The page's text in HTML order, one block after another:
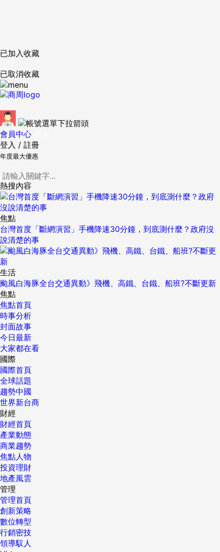
已加入收藏
已取消收藏
會員中心
登入 / 註冊
年度最大優惠
熱搜內容
焦點
台灣首度「斷網演習」手機降速30分鐘，到底測什麼？政府沒
說清楚的事
生活
颱風白海豚全台交通異動》飛機、高鐵、台鐵、船班?不斷更新
焦點
焦點首頁
時事分析
封面故事
今日最新
大家都在看
國際
國際首頁
全球話題
趨勢中國
世界新台商
財經
財經首頁
產業動態
商業趨勢
焦點人物
投資理財
地產風雲
管理
管理首頁
創新策略
數位轉型
行銷密技
領導馭人